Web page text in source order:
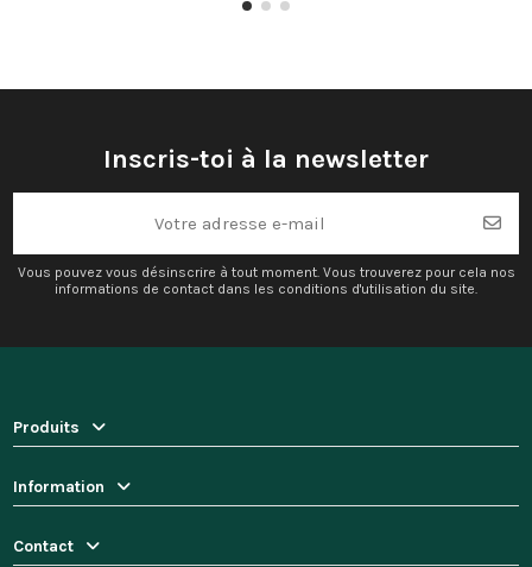
Inscris-toi à la newsletter
Vous pouvez vous désinscrire à tout moment. Vous trouverez pour cela nos
informations de contact dans les conditions d'utilisation du site.
Produits
Information
Contact